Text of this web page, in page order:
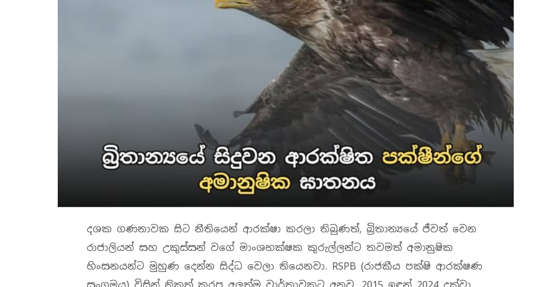
දශක ගණනාවක සිට නීතියෙන් ආරක්ෂා කරලා තිබුණත්, බ්‍රිතාන්‍යයේ ජීවත් වෙන
රාජාලියන් සහ උකුස්සන් වගේ මාංශභක්ෂක කුරුල්ලන්ට තවමත් අමානුෂික
හිංසනයන්ට මුහුණ දෙන්න සිද්ධ වෙලා තියෙනවා. RSPB (රාජකීය පක්ෂි ආරක්ෂණ